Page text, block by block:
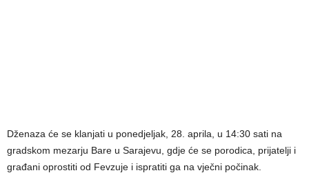
Dženaza će se klanjati u ponedjeljak, 28. aprila, u 14:30 sati na
gradskom mezarju Bare u Sarajevu, gdje će se porodica, prijatelji i
građani oprostiti od Fevzuje i ispratiti ga na vječni počinak.